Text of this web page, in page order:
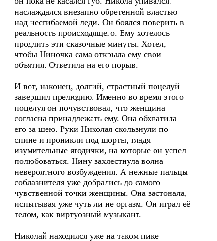
наслаждался внезапно обретенной властью
над несгибаемой леди. Он боялся поверить в
реальность происходящего. Ему хотелось
продлить эти сказочные минуты. Хотел,
чтобы Ниночка сама открыла ему свои
объятия. Ответила на его порыв.
И вот, наконец, долгий, страстный поцелуй
завершил прелюдию. Именно во время этого
поцелуя он почувствовал, что женщина
согласна принадлежать ему. Она обхватила
его за шею. Руки Николая скользнули по
спине и проникли под шорты, гладя
изумительные ягодички, на которые он успел
полюбоваться. Нину захлестнула волна
невероятного возбуждения. А нежные пальцы
соблазнителя уже добрались до самого
чувственной точки женщины. Она застонала,
испытывая уже чуть ли не оргазм. Он играл её
телом, как виртуозный музыкант.
Николай находился уже на таком пике